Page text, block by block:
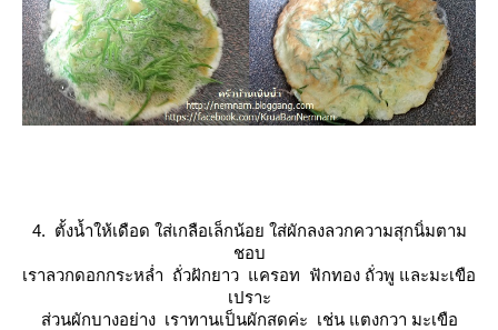
4. ตั้งน้ำให้เดือด ใส่เกลือเล็กน้อย ใส่ผักลงลวกความสุกนิ่มตาม
ชอบ
เราลวกดอกกระหล่ำ ถั่วฝักยาว แครอท ฟักทอง ถั่วพู และมะเขือ
เปราะ
ส่วนผักบางอย่าง เราทานเป็นผักสดค่ะ เช่น แตงกวา มะเขือ